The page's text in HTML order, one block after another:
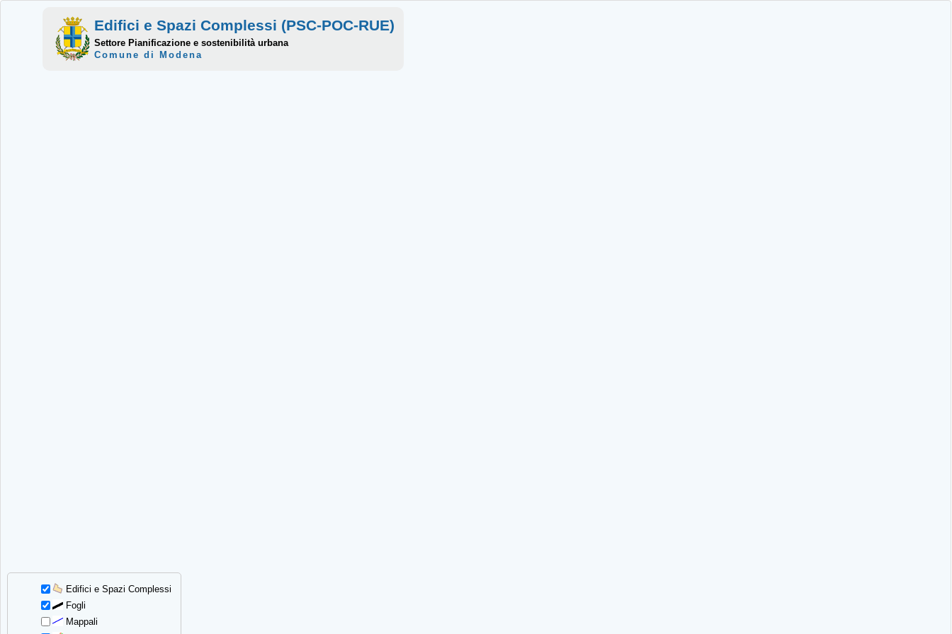
Edifici e Spazi Complessi
Fogli
Mappali
Edifici e Spazi Complessi (PSC-POC-RUE)
Settore Pianificazione e sostenibilità urbana
Comune di Modena